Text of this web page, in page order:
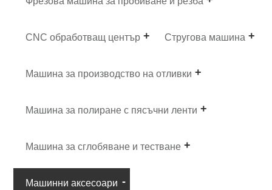
CNC обработващ център Стругова машина
Машина за производство на отливки
Машина за полиране с пясъчни ленти
Машина за сглобяване и тестване
Машинни аксесоари